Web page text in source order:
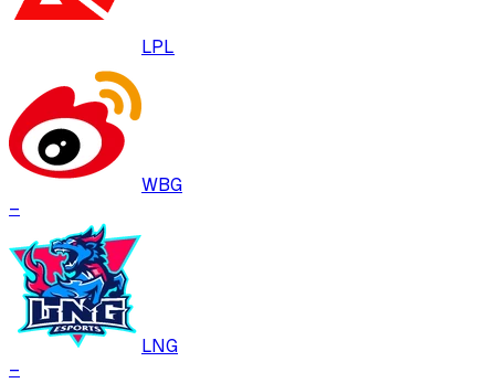
LPL
WBG
–
LNG
–